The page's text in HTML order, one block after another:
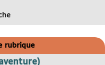
rubrique